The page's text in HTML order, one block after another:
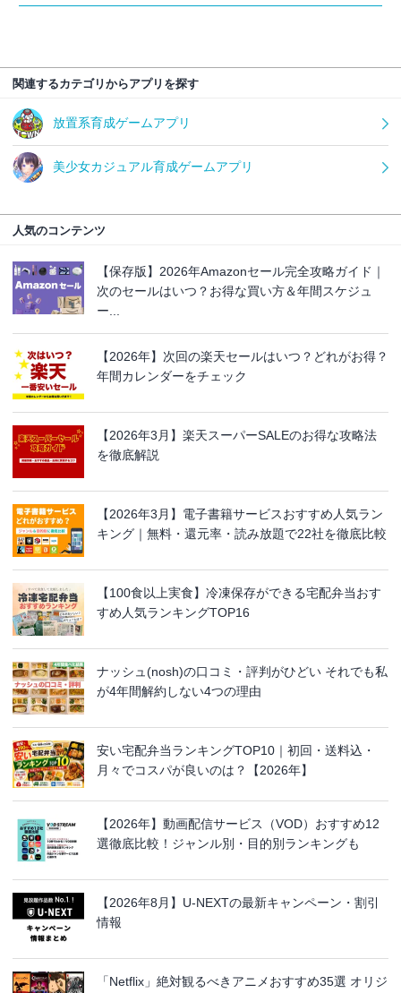
関連するカテゴリからアプリを探す
放置系育成ゲームアプリ
美少女カジュアル育成ゲームアプリ
人気のコンテンツ
【保存版】2026年Amazonセール完全攻略ガイド｜
次のセールはいつ？お得な買い方＆年間スケジュ
ー...
【2026年】次回の楽天セールはいつ？どれがお得？
年間カレンダーをチェック
【2026年3月】楽天スーパーSALEのお得な攻略法
を徹底解説
【2026年3月】電子書籍サービスおすすめ人気ラン
キング｜無料・還元率・読み放題で22社を徹底比較
【100食以上実食】冷凍保存ができる宅配弁当おす
すめ人気ランキングTOP16
ナッシュ(nosh)の口コミ・評判がひどい それでも私
が4年間解約しない4つの理由
安い宅配弁当ランキングTOP10｜初回・送料込・
月々でコスパが良いのは？【2026年】
【2026年】動画配信サービス（VOD）おすすめ12
選徹底比較！ジャンル別・目的別ランキングも
【2026年8月】U-NEXTの最新キャンペーン・割引
情報
「Netflix」絶対観るべきアニメおすすめ35選 オリジ